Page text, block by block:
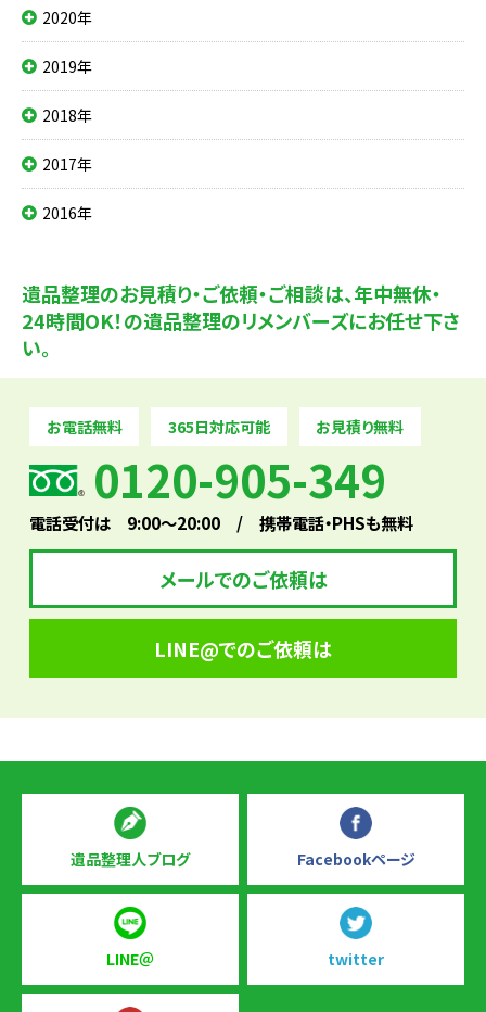
2020年
2019年
2018年
2017年
2016年
遺品整理のお見積り・ご依頼・ご相談は、年中無休・
24時間OK！の遺品整理のリメンバーズにお任せ下さ
い。
お電話無料 365日対応可能 お見積り無料
0120-905-349
電話受付は 9:00～20:00 / 携帯電話・PHSも無料
メールでのご依頼は
LINE@でのご依頼は
遺品整理人ブログ Facebookページ
LINE＠ twitter